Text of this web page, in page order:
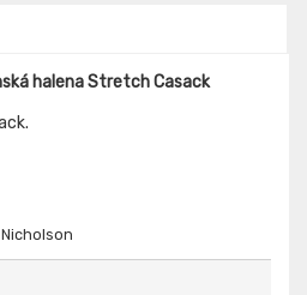
halena Stretch Casack